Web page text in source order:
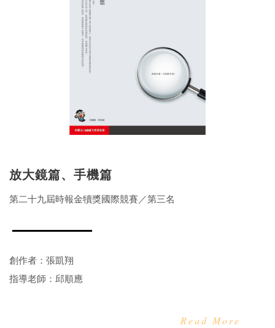
放大鏡篇、手機篇
第二十九屆時報金犢獎國際競賽／第三名
創作者：張凱翔
指導老師：邱順應
Read More